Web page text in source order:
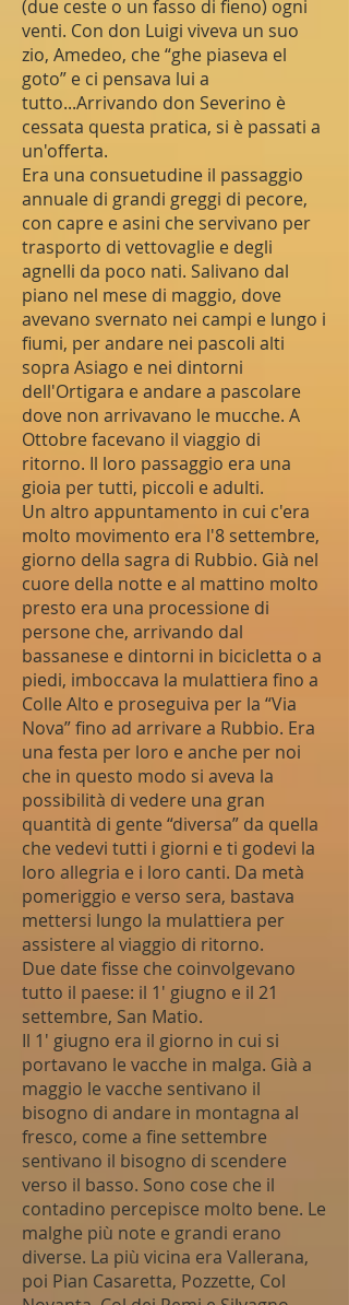
(due ceste o un fasso di fieno) ogni
venti. Con don Luigi viveva un suo
zio, Amedeo, che “ghe piaseva el
goto” e ci pensava lui a
tutto...Arrivando don Severino è
cessata questa pratica, si è passati a
un'offerta.
Era una consuetudine il passaggio
annuale di grandi greggi di pecore,
con capre e asini che servivano per
trasporto di vettovaglie e degli
agnelli da poco nati. Salivano dal
piano nel mese di maggio, dove
avevano svernato nei campi e lungo i
fiumi, per andare nei pascoli alti
sopra Asiago e nei dintorni
dell'Ortigara e andare a pascolare
dove non arrivavano le mucche. A
Ottobre facevano il viaggio di
ritorno. Il loro passaggio era una
gioia per tutti, piccoli e adulti.
Un altro appuntamento in cui c'era
molto movimento era l'8 settembre,
giorno della sagra di Rubbio. Già nel
cuore della notte e al mattino molto
presto era una processione di
persone che, arrivando dal
bassanese e dintorni in bicicletta o a
piedi, imboccava la mulattiera fino a
Colle Alto e proseguiva per la “Via
Nova” fino ad arrivare a Rubbio. Era
una festa per loro e anche per noi
che in questo modo si aveva la
possibilità di vedere una gran
quantità di gente “diversa” da quella
che vedevi tutti i giorni e ti godevi la
loro allegria e i loro canti. Da metà
pomeriggio e verso sera, bastava
mettersi lungo la mulattiera per
assistere al viaggio di ritorno.
Due date fisse che coinvolgevano
tutto il paese: il 1' giugno e il 21
settembre, San Matio.
Il 1' giugno era il giorno in cui si
portavano le vacche in malga. Già a
maggio le vacche sentivano il
bisogno di andare in montagna al
fresco, come a fine settembre
sentivano il bisogno di scendere
verso il basso. Sono cose che il
contadino percepisce molto bene. Le
malghe più note e grandi erano
diverse. La più vicina era Vallerana,
poi Pian Casaretta, Pozzette, Col